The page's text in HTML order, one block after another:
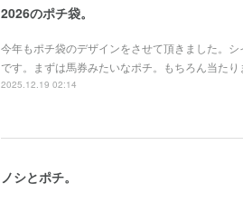
2026のポチ袋。
今年もポチ袋のデザインをさせて頂きました。
です。まずは馬券みたいなポチ。もちろん当たり
2025.12.19 02:14
ノシとポチ。